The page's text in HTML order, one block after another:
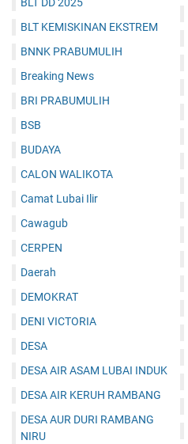
BLT DD 2025
BLT KEMISKINAN EKSTREM
BNNK PRABUMULIH
Breaking News
BRI PRABUMULIH
BSB
BUDAYA
CALON WALIKOTA
Camat Lubai Ilir
Cawagub
CERPEN
Daerah
DEMOKRAT
DENI VICTORIA
DESA
DESA AIR ASAM LUBAI INDUK
DESA AIR KERUH RAMBANG
DESA AUR DURI RAMBANG
NIRU